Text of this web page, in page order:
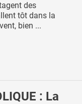
des
tôt dans la
bien ...
: La